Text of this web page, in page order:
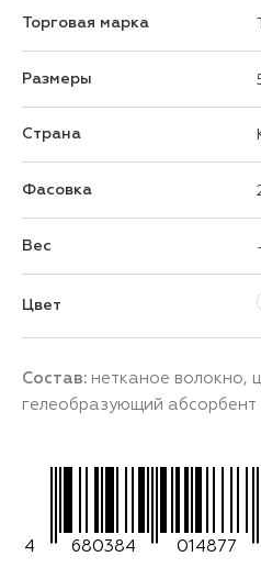
Торговая марка
Размеры
Страна
Фасовка
Вес
Цвет
Состав: нетканое волокно,
гелеобразующий абсорбент
4 680384 014877